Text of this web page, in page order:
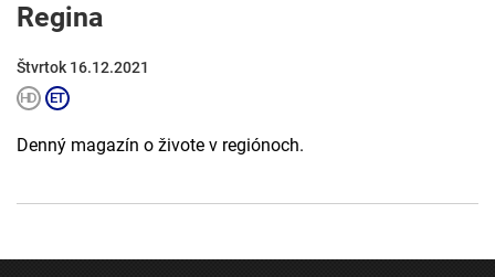
Regina
Štvrtok 16.12.2021
Denný magazín o živote v regiónoch.